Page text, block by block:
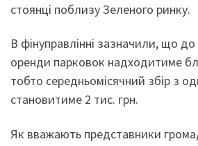
стоянці поблизу Зеленого ринку.
В фінуправлінні зазначили, що
оренди парковок надходитиме
тобто середньомісячний збір з
становитиме 2 тис. грн.
Як вважають представники